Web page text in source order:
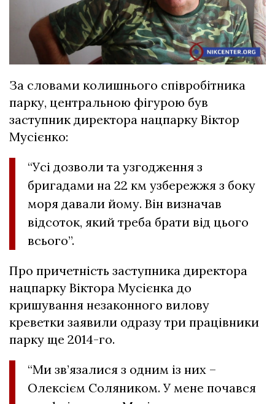
За словами колишнього співробітника
парку, центральною фігурою був
заступник директора нацпарку Віктор
Мусієнко:
“Усі дозволи та узгодження з
бригадами на 22 км узбережжя з боку
моря давали йому. Він визначав
відсоток, який треба брати від цього
всього”.
Про причетність заступника директора
нацпарку Віктора Мусієнка до
кришування незаконного вилову
креветки заявили одразу три працівники
парку ще 2014-го.
“Ми зв’язалися з одним із них –
Олексієм Соляником. У мене почався